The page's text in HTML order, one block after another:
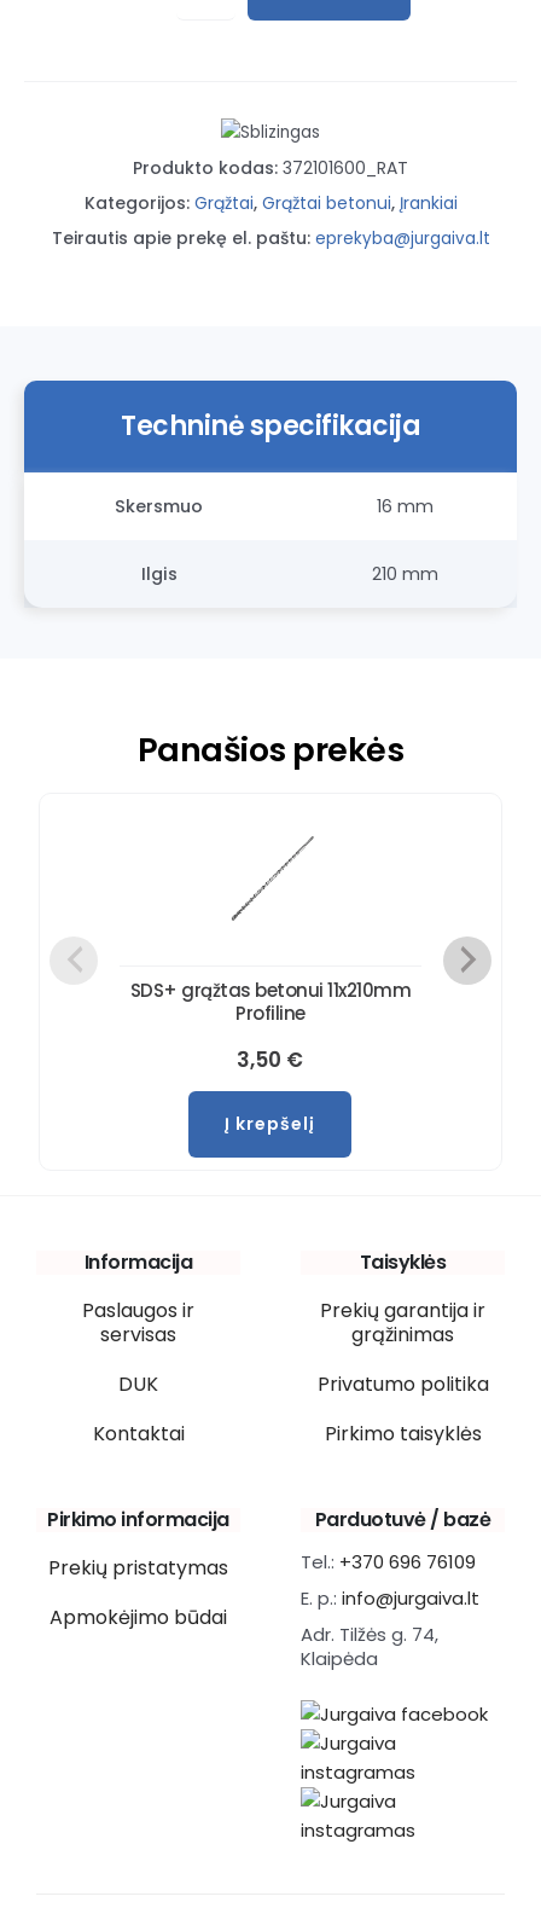
Produkto kodas: 372101600_RAT
Kategorijos: Grąžtai, Grąžtai betonui, Įrankiai
Teirautis apie prekę el. paštu: eprekyba@jurgaiva.lt
Techninė specifikacija
Skersmuo 16 mm
Ilgis 210 mm
Panašios prekės
SDS+ grąžtas betonui 11x210mm
Profiline
3,50 €
Į krepšelį
Informacija
Paslaugos ir
servisas
DUK
Kontaktai
Taisyklės
Prekių garantija ir
grąžinimas
Privatumo politika
Pirkimo taisyklės
Pirkimo informacija
Prekių pristatymas
Apmokėjimo būdai
Parduotuvė / bazė
Tel.: +370 696 76109
E. p.: info@jurgaiva.lt
Adr. Tilžės g. 74,
Klaipėda